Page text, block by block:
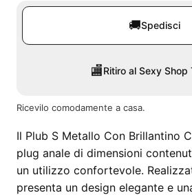
🚚Spedisci
🏬Ritiro al Sexy Shop
Ricevilo comodamente a casa.
Il Plub S Metallo Con Brillantino
plug anale di dimensioni
un utilizzo confortevole.
presenta un design elegante e